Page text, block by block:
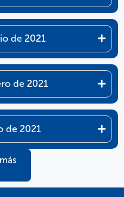
de 2021
de 2021
de 2021